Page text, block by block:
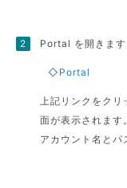
Portal を開きます
◇Portal
上記リンクをク
面が表示されます。
アカウント名とパ